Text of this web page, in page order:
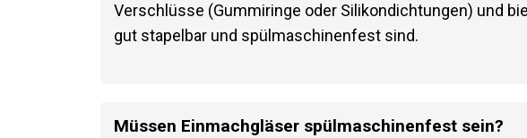
Verschlüsse (Gummiringe oder Silikondichtungen) und
gut stapelbar und spülmaschinenfest sind.
Müssen Einmachgläser spülmaschinenfest sein?